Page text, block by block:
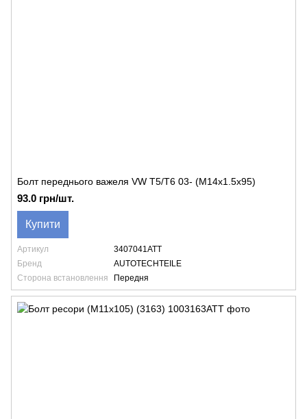
Болт переднього важеля VW T5/T6 03- (M14x1.5x95)
93.0 грн/шт.
Купити
Артикул
3407041ATT
Бренд
AUTOTECHTEILE
Сторона встановлення
Передня